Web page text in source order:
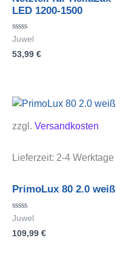
LED 1200-1500
Bewertet
0
Juwel
53,99 €
zzgl. Versandkosten
Lieferzeit: 2-4 Werktage
PrimoLux 80 2.0 weiß
Bewertet
0
Juwel
109,99 €